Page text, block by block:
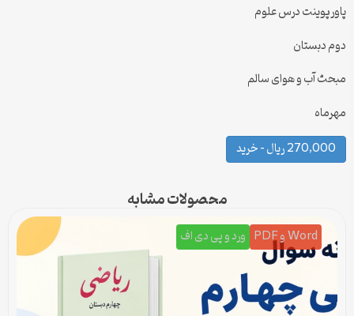
پاورپوینت درس علوم
دوم دبستان
مبحث آب و هوای سالم
مهرماه
270,000 ریال – خرید
محصولات مشابه
Word و PDF ورد و پی دی اف